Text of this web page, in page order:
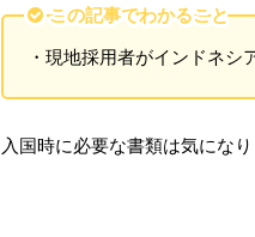
この記事でわかること
・現地採用者がインドネシ
入国時に必要な書類は気になり